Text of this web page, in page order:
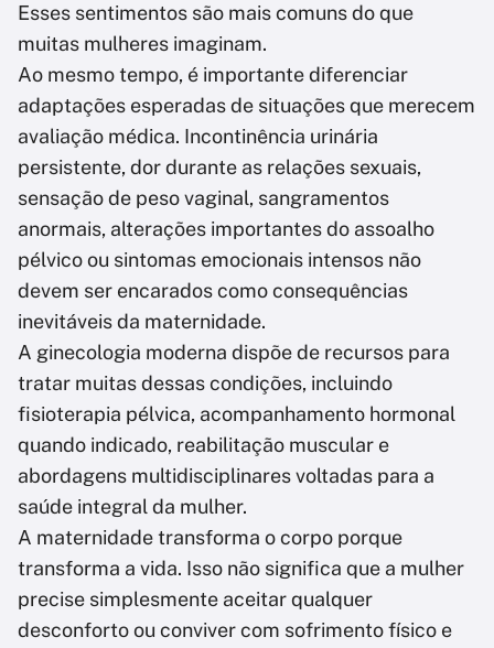
Esses sentimentos são mais comuns do que
muitas mulheres imaginam.
Ao mesmo tempo, é importante diferenciar
adaptações esperadas de situações que merecem
avaliação médica. Incontinência urinária
persistente, dor durante as relações sexuais,
sensação de peso vaginal, sangramentos
anormais, alterações importantes do assoalho
pélvico ou sintomas emocionais intensos não
devem ser encarados como consequências
inevitáveis da maternidade.
A ginecologia moderna dispõe de recursos para
tratar muitas dessas condições, incluindo
fisioterapia pélvica, acompanhamento hormonal
quando indicado, reabilitação muscular e
abordagens multidisciplinares voltadas para a
saúde integral da mulher.
A maternidade transforma o corpo porque
transforma a vida. Isso não significa que a mulher
precise simplesmente aceitar qualquer
desconforto ou conviver com sofrimento físico e